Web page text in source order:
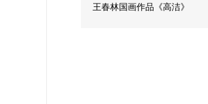
王春林国画作品《高洁》